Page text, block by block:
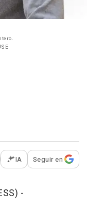
opciones para
IA Seguir en
-